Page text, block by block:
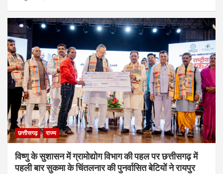
छत्तीसगढ़ राज्य
विष्णु के सुशासन में ग्रामोद्योग विभाग की पहल पर छत्तीसगढ़ में
पहली बार सुकमा के चिंतलनार की पुनर्वासित बेटियों ने रायपुर